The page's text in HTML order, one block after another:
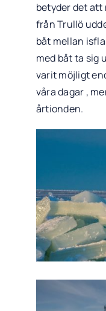
betyder det att
från Trullö
båt mellan
med båt ta sig
varit möjligt
våra dagar ,
årtionden.